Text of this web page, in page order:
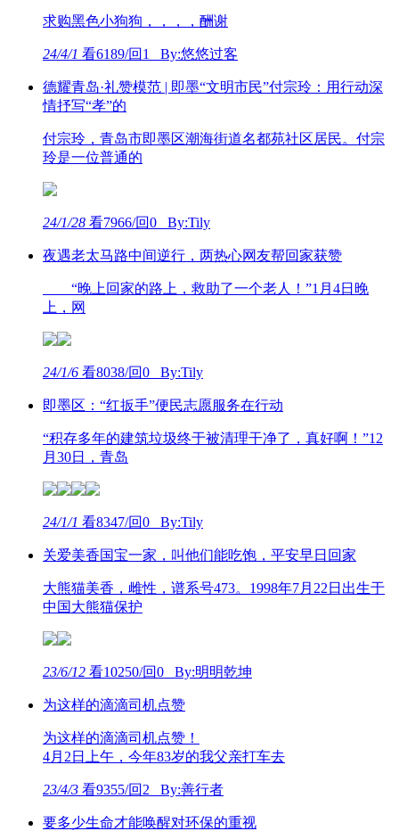
求购黑色小狗狗，，，，酬谢
24/4/1 看6189/回1 By:悠悠过客
德耀青岛·礼赞模范 | 即墨“文明市民”付宗玲：用行动深
情抒写“孝”的
付宗玲，青岛市即墨区潮海街道名都苑社区居民。付宗
玲是一位普通的
24/1/28 看7966/回0 By:Tily
夜遇老太马路中间逆行，两热心网友帮回家获赞
“晚上回家的路上，救助了一个老人！”1月4日晚
上，网
24/1/6 看8038/回0 By:Tily
即墨区：“红扳手”便民志愿服务在行动
“积存多年的建筑垃圾终于被清理干净了，真好啊！”12
月30日，青岛
24/1/1 看8347/回0 By:Tily
关爱美香国宝一家，叫他们能吃饱，平安早日回家
大熊猫美香，雌性，谱系号473。1998年7月22日出生于
中国大熊猫保护
23/6/12 看10250/回0 By:明明乾坤
为这样的滴滴司机点赞
为这样的滴滴司机点赞！
4月2日上午，今年83岁的我父亲打车去
23/4/3 看9355/回2 By:善行者
要多少生命才能唤醒对环保的重视